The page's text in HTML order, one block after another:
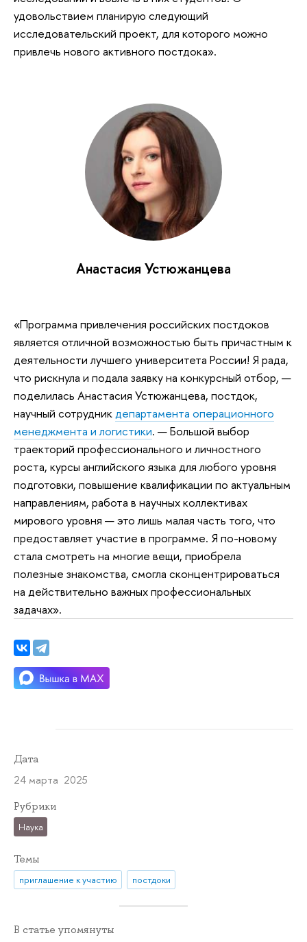
удовольствием планирую следующий
исследовательский проект, для которого можно
привлечь нового активного постдока».
Анастасия Устюжанцева
«Программа привлечения российских постдоков
является отличной возможностью быть причастным к
деятельности лучшего университета России! Я рада,
что рискнула и подала заявку на конкурсный отбор, —
поделилась Анастасия Устюжанцева, постдок,
научный сотрудникдепартамента операционного
менеджмента и логистики. — Большой выбор
траекторий профессионального и личностного
роста, курсы английского языка для любого уровня
подготовки, повышение квалификации по актуальным
направлениям, работа в научных коллективах
мирового уровня — это лишь малая часть того, что
предоставляет участие в программе. Я по-новому
стала смотреть на многие вещи, приобрела
полезные знакомства, смогла сконцентрироваться
на действительно важных профессиональных
задачах».
Дата
24 марта 2025
Рубрики
Наука
Темы
приглашение к участию постдоки
В статье упомянуты